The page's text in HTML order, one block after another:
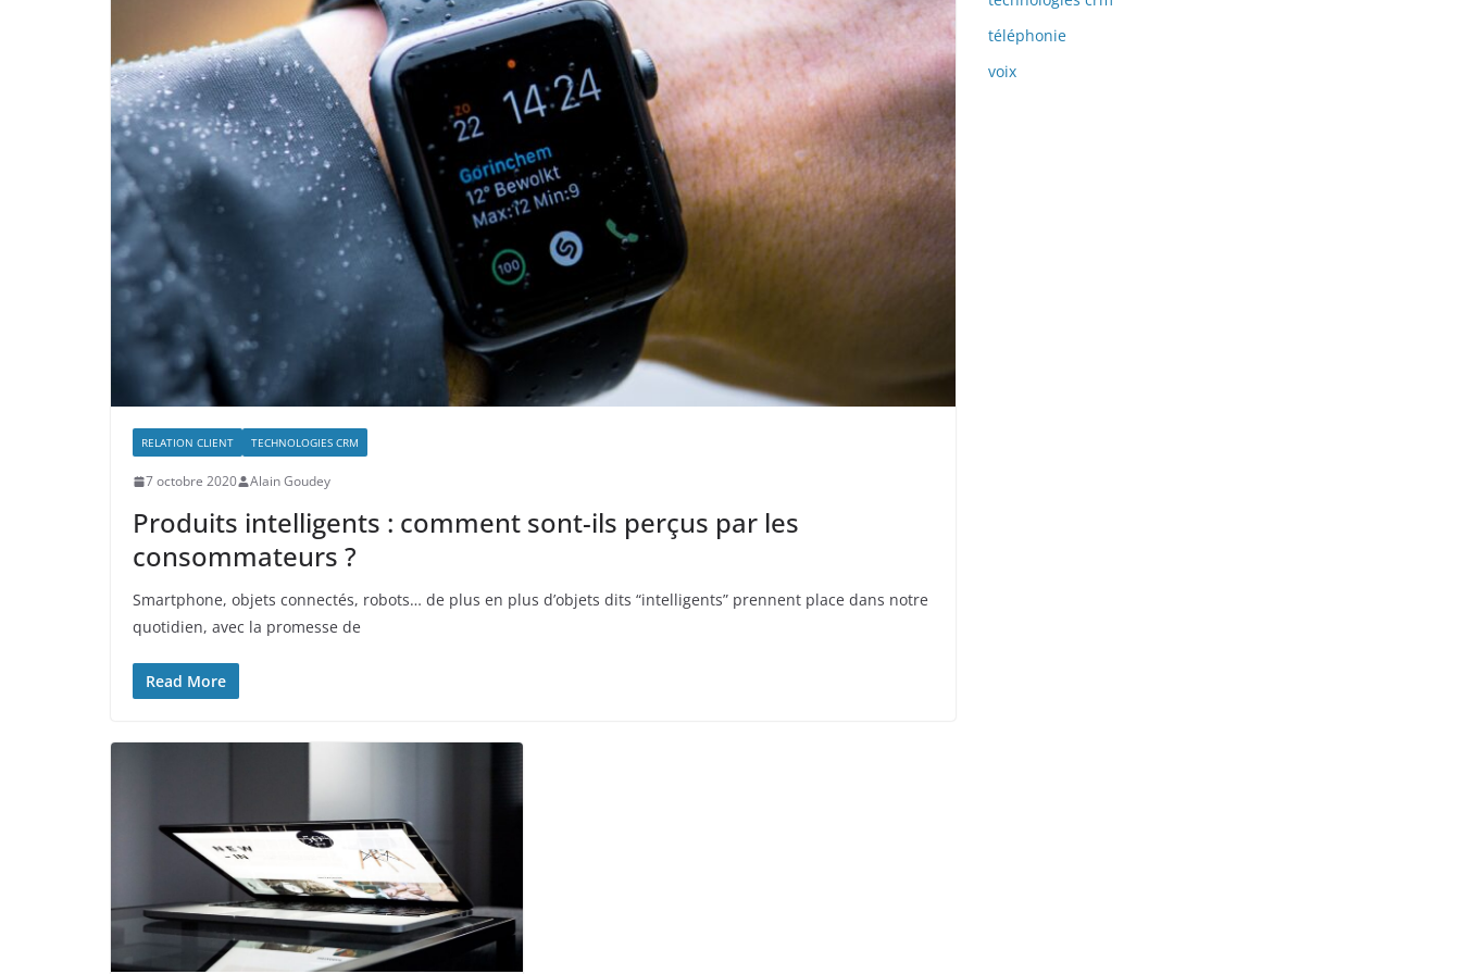
RELATION CLIENT TECHNOLOGIES CRM
7 octobre 2020 Alain Goudey
Produits intelligents : comment sont-ils perçus par les
consommateurs ?
Smartphone, objets connectés, robots… de plus en plus d’objets dits “intelligents” prennent place dans notre
quotidien, avec la promesse de
Read More
téléphonie
voix